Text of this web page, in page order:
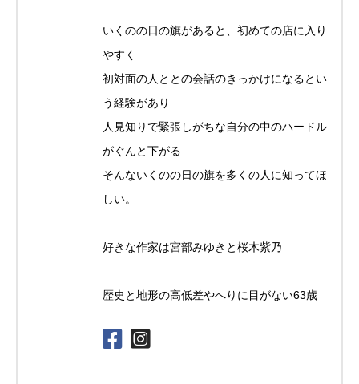
いくのの日の旗があると、初めての店に入り
やすく
初対面の人ととの会話のきっかけになるとい
う経験があり
人見知りで緊張しがちな自分の中のハードル
がぐんと下がる
そんないくのの日の旗を多くの人に知ってほ
しい。
好きな作家は宮部みゆきと桜木紫乃
歴史と地形の高低差やへりに目がない63歳